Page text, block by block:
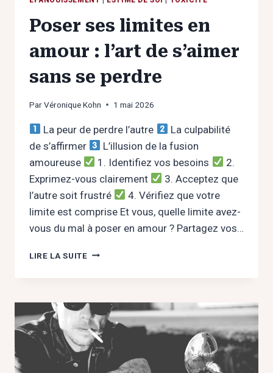
Poser ses limites en
amour : l’art de s’aimer
sans se perdre
ParVéronique Kohn 1 mai 2026
La peur de perdre l’autre
La culpabilité
de s’affirmer
L’illusion de la fusion
amoureuse
1. Identifiez vos besoins
2.
Exprimez-vous clairement
3. Acceptez que
l’autre soit frustré
4. Vérifiez que votre
limite est comprise Et vous, quelle limite avez-
vous du mal à poser en amour ? Partagez vos…
LIRE LA SUITEPOSER
AMOUR
:
L’ART
DE
S’AIMER
SANS